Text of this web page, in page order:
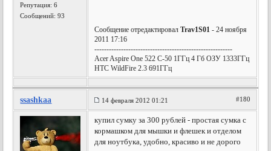
Репутация:6
Сообщений: 93
Сообщение отредактировалTrav1S01 - 24 ноября
2011 17:16
---------------------------------------------------------
Acer Aspire One 522 C-50 1ГГц 4 Гб ОЗУ 1333ГГц
HTC WildFire 2.3 691ГГц
ssashkaa 14 февраля 2012 01:21 #180
купил сумку за 300 рублей - простая сумка с
кормашком для мышки и флешек и отделом
для ноутбука, удобно, красиво и не дорого